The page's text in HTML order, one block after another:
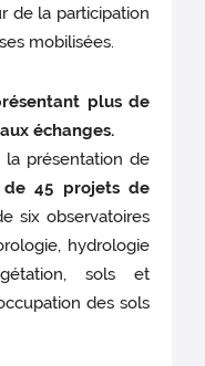
de la participation
mobilisées.
plus de
échanges.
présentation de
de 45 projets de
six observatoires
hydrologie
sols et
des sols